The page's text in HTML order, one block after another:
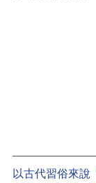
以古代習俗來說